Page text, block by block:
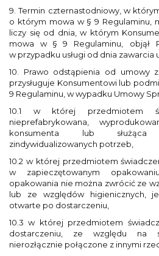
9. Termin czternastodniowy, w
o którym mowa w § 9 Regulaminu,
liczy się od dnia, w którym
mowa w § 9 Regulaminu, objął
w przypadku usługi od dnia zawarcia
10. Prawo odstąpienia od umowy
przysługuje Konsumentowi lub
9 Regulaminu, w wypadku Umowy
10.1 w której przedmiotem
nieprefabrykowana,
konsumenta lub służąca
zindywidualizowanych potrzeb,
10.2 w której przedmiotem
w zapieczętowanym
opakowania nie można zwrócić ze
lub ze względów higienicznych,
otwarte po dostarczeniu,
10.3 w której przedmiotem
dostarczeniu, ze względu na
nierozłącznie połączone z innymi